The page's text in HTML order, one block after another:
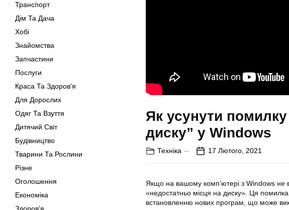
Транспорт
Дім Та Дача
Хобі
Знайомства
Запчастини
Послуги
Краса Та Здоров'я
Для Дорослих
Одяг Та Взуття
Дитячий Світ
Будівництво
Тварини Та Рослини
Різне
Оголошення
Економіка
Як усунути
диску” у Windows
Техніка 17 Лютого, 2021
Якщо на вашому комп’ютері з Windows не
«недостатньо місця на диску». Ця
встановленню нових програм, що може